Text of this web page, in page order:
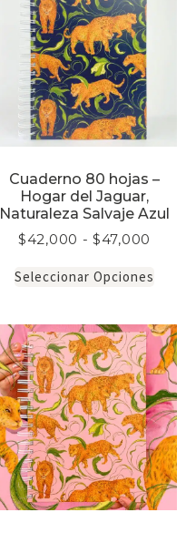
Cuaderno 80 hojas –
Hogar del Jaguar,
Naturaleza Salvaje Azul
$42,000 - $47,000
Seleccionar Opciones